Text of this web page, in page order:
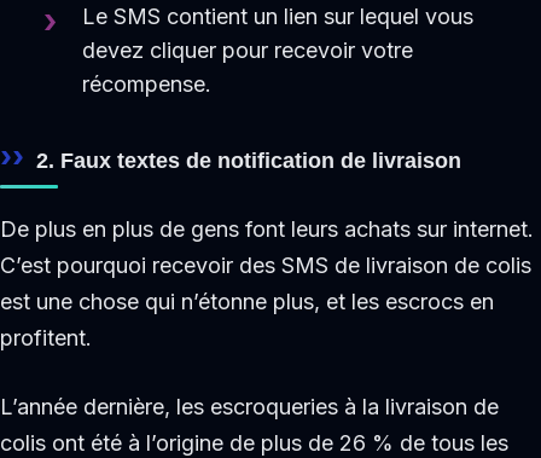
Le SMS contient un lien sur lequel vous
devez cliquer pour recevoir votre
récompense.
2. Faux textes de notification de livraison
De plus en plus de gens font leurs achats sur internet.
C’est pourquoi recevoir des SMS de livraison de colis
est une chose qui n’étonne plus, et les escrocs en
profitent.
L’année dernière, les escroqueries à la livraison de
colis ont été à l’origine de plus de 26 % de tous les